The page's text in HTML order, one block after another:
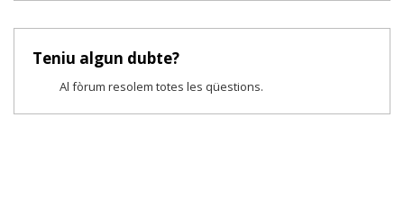
Teniu algun dubte?
Al fòrum resolem totes les qüestions.